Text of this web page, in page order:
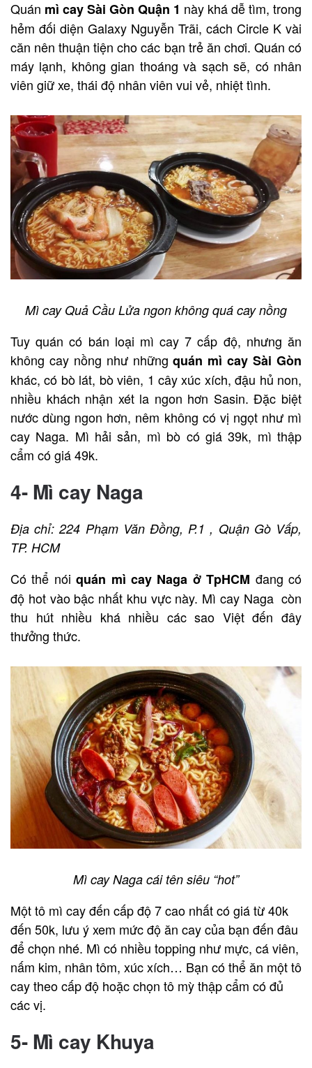
Quán mì cay Sài Gòn Quận 1 này khá dễ tìm, trong
hẻm đối diện Galaxy Nguyễn Trãi, cách Circle K vài
căn nên thuận tiện cho các bạn trẻ ăn chơi. Quán có
máy lạnh, không gian thoáng và sạch sẽ, có nhân
viên giữ xe, thái độ nhân viên vui vẻ, nhiệt tình.
Mì cay Quả Cầu Lửa ngon không quá cay nồng
Tuy quán có bán loại mì cay 7 cấp độ, nhưng ăn
không cay nồng như nhữngquán mì cay Sài Gòn
khác, có bò lát, bò viên, 1 cây xúc xích, đậu hủ non,
nhiều khách nhận xét la ngon hơn Sasin. Đặc biệt
nước dùng ngon hơn, nêm không có vị ngọt như mì
cay Naga. Mì hải sản, mì bò có giá 39k, mì thập
cẩm có giá 49k.
4- Mì cay Naga
Địa chỉ: 224 Phạm Văn Đồng, P.1 , Quận Gò Vấp,
TP. HCM
Có thể nóiquán mì cay Naga ở TpHCM đang có
độ hot vào bậc nhất khu vực này. Mì cay Naga còn
thu hút nhiều khá nhiều các sao Việt đến đây
thưởng thức.
Mì cay Naga cái tên siêu “hot”
Một tô mì cay đến cấp độ 7 cao nhất có giá từ 40k
đến 50k, lưu ý xem mức độ ăn cay của bạn đến đâu
để chọn nhé. Mì có nhiều topping như mực, cá viên,
nấm kim, nhân tôm, xúc xích… Bạn có thể ăn một tô
cay theo cấp độ hoặc chọn tô mỳ thập cẩm có đủ
các vị.
5- Mì cay Khuya